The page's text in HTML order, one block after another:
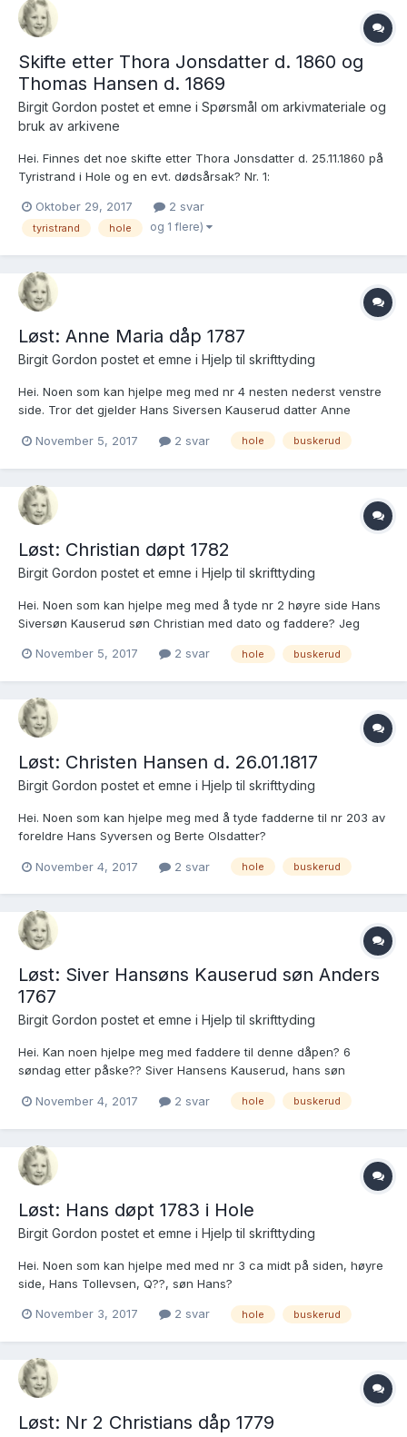
Skifte etter Thora Jonsdatter d. 1860 og
Thomas Hansen d. 1869
Birgit Gordon postet et emne i Spørsmål om arkivmateriale og
bruk av arkivene
Hei. Finnes det noe skifte etter Thora Jonsdatter d. 25.11.1860 på
Tyristrand i Hole og en evt. dødsårsak? Nr. 1:
skifte etter Thomas Hansen d. 20.05.1869 på Tyristrand i Hole og
en evt. dødsårsak? Nr. 32: htt...
Oktober 29, 2017 2 svar
tyristrand hole og 1 flere)
Løst: Anne Maria dåp 1787
Birgit Gordon postet et emne i Hjelp til skrifttyding
Hei. Noen som kan hjelpe meg med nr 4 nesten nederst venstre
side. Tror det gjelder Hans Siversen Kauserud datter Anne
https://media.digitalarkivet.no/kb20070313620582 Mvh Birgit
November 5, 2017 2 svar hole buskerud
Løst: Christian døpt 1782
Birgit Gordon postet et emne i Hjelp til skrifttyding
Hei. Noen som kan hjelpe meg med å tyde nr 2 høyre side Hans
Siversøn Kauserud søn Christian med dato og faddere? Jeg
Heiren, Mari Jensdtr, Horvi??, Jens Siverson??, Kauserud,
November 5, 2017 2 svar hole buskerud
Løst: Christen Hansen d. 26.01.1817
Birgit Gordon postet et emne i Hjelp til skrifttyding
Hei. Noen som kan hjelpe meg med å tyde fadderne til nr 203 av
foreldre Hans Syversen og Berte Olsdatter?
Hansen
November 4, 2017 2 svar hole buskerud
Løst: Siver Hansøns Kauserud søn Anders
1767
Birgit Gordon postet et emne i Hjelp til skrifttyding
Hei. Kan noen hjelpe meg med faddere til denne dåpen? 6
søndag etter påske?? Siver Hansens Kauserud, hans søn
Anders, fadd: Ole ??? kone Gunil, Halvor ??? kone Sara, Ragne
Olsdtr, Opsahl, Henric Torchildsøn, Piokerud, Joen Ingebrektsøn,
November 4, 2017 2 svar hole buskerud
Løst: Hans døpt 1783 i Hole
Birgit Gordon postet et emne i Hjelp til skrifttyding
Hei. Noen som kan hjelpe med med nr 3 ca midt på siden, høyre
side, Hans Tollevsen, Q??, søn Hans?
Gordon
November 3, 2017 2 svar hole buskerud
Løst: Nr 2 Christians dåp 1779